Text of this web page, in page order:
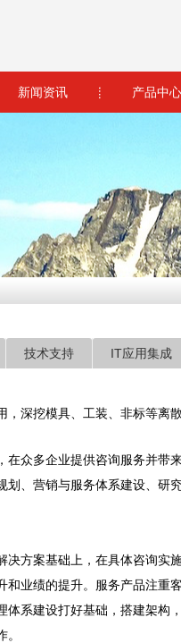
新闻资讯 产品中心
技术支持 IT应用集成
，深挖模具、工装、非标等离
在众多企业提供咨询服务并带
划、营销与服务体系建设、
决方案基础上，在具体咨询实
和业绩的提升。服务产品注重
体系建设打好基础，搭建架构